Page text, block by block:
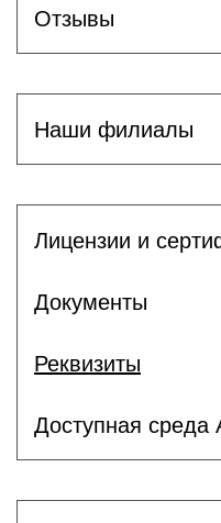
Отзывы
Наши филиалы
Лицензии и
Документы
Реквизиты
Доступная